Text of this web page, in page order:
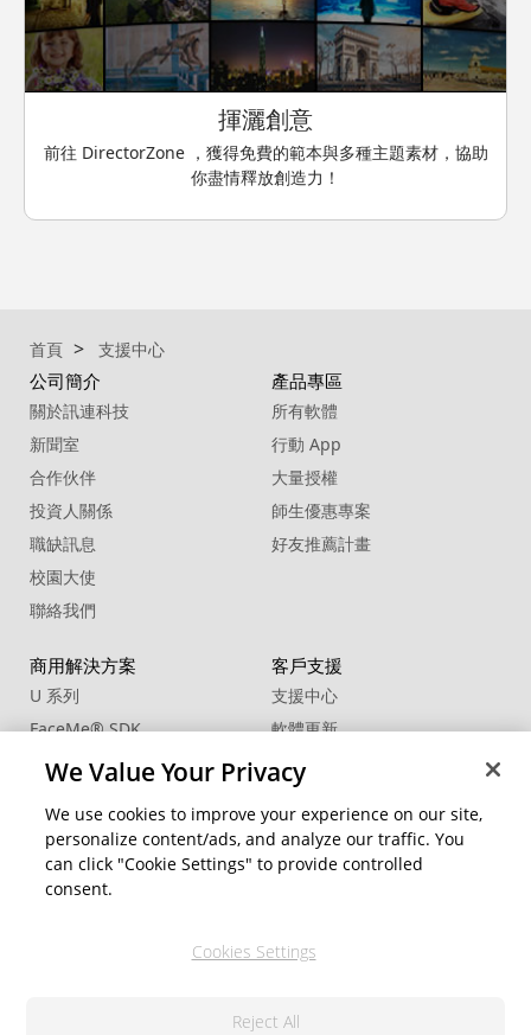
揮灑創意
前往 DirectorZone ，獲得免費的範本與多種主題素材，協助
你盡情釋放創造力！
首頁 支援中心
公司簡介
關於訊連科技
新聞室
合作伙伴
投資人關係
職缺訊息
校園大使
聯絡我們
產品專區
所有軟體
行動 App
大量授權
師生優惠專案
好友推薦計畫
商用解決方案
U 系列
FaceMe®SDK
客戶支援
支援中心
軟體更新
教學中心
CCP國際專業認證
社群資源
會員專區
變更地區
We Value Your Privacy
We use cookies to improve your experience on our site,
personalize content/ads, and analyze our traffic. You
can click "Cookie Settings" to provide controlled
consent.
Cookies Settings
Reject All